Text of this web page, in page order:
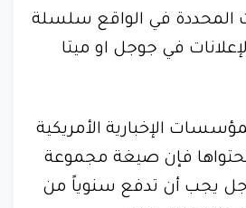
المحددة في الواقع سلسلة
في جوجل او ميتا
الإخبارية الأمريكية
فإن صيغة مجموعة
يجب أن تدفع سنوياً من